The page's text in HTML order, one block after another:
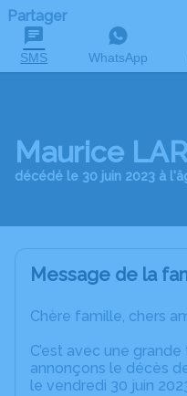
Partager
SMS WhatsApp
Maurice
décédé le 30 juin 2023 à
Message de la
Chère famille, chers
C’est avec une
annonçons le décès
le vendredi 30 juin